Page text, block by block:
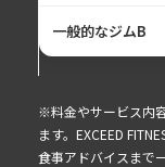
※料金やサービス内
ます。EXCEED
食事アドバイスまで